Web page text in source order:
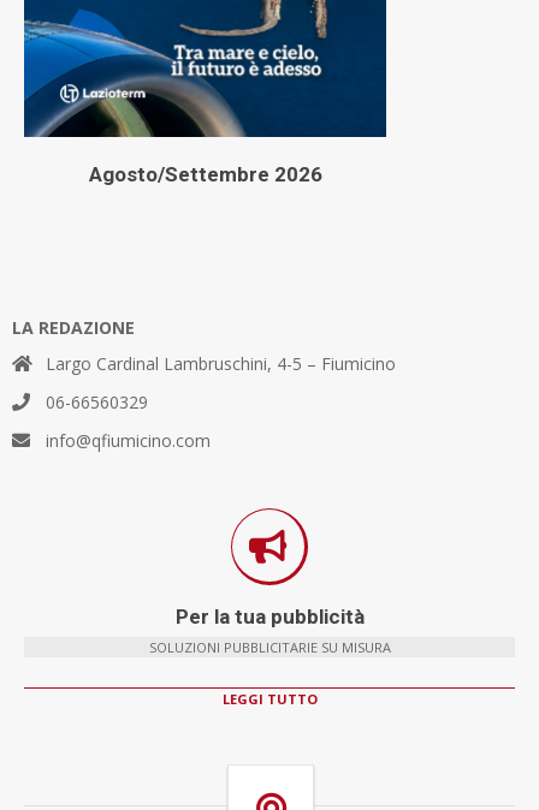
Agosto/Settembre 2026
LA REDAZIONE
Largo Cardinal Lambruschini, 4-5 – Fiumicino
06-66560329
info@qfiumicino.com
Per la tua pubblicità
SOLUZIONI PUBBLICITARIE SU MISURA
LEGGI TUTTO